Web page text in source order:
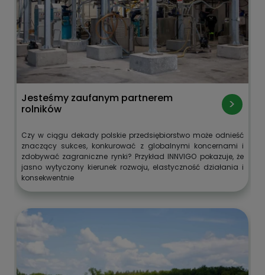
Jesteśmy zaufanym partnerem
rolników
Czy w ciągu dekady polskie przedsiębiorstwo może odnieść
znaczący sukces, konkurować z globalnymi koncernami i
zdobywać zagraniczne rynki? Przykład INNVIGO pokazuje, że
jasno wytyczony kierunek rozwoju, elastyczność działania i
konsekwentnie